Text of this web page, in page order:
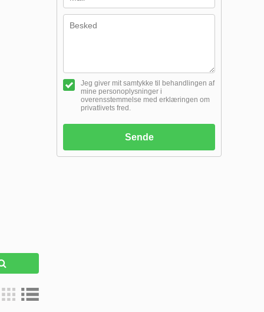
Jeg giver mit samtykke til behandlingen af
mine personoplysninger i
overensstemmelse med erklæringen om
privatlivets fred.
Sende